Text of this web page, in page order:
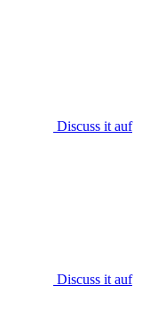
Discuss it auf
Discuss it auf